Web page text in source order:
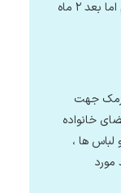
سلام من یک دوره از این دارو استفاده کردم اما بعد ۲ ماه
جهت
خانواده
لباس ها ،